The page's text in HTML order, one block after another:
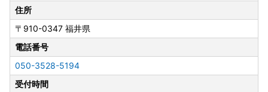
は出来ませんのでご注意ください。
―――――――――――――――――――――――――――
―――
【お盆期間中の配送・お問い合わせについてのお知らせ】
いつも兵庫県への温かいご寄附をいただき、誠にありがとう
ございます。
住所
〒910-0347 福井県
電話番号
050-3528-5194
受付時間